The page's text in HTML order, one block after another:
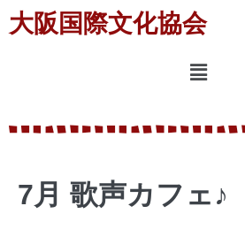
大阪国際文化協会
7月 歌声カフェ♪